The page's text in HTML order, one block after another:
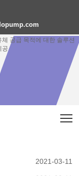
체 공급 목적에 대한 솔루션
공
2021-03-11